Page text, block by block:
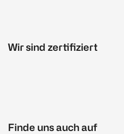
Wir sind zertifiziert
Finde uns auch auf